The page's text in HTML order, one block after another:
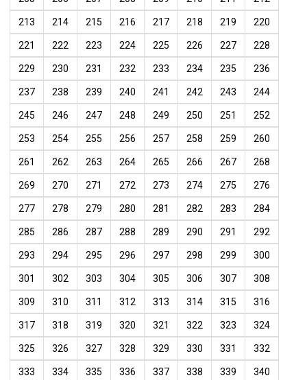
213 214 215 216 217 218 219 220
221 222 223 224 225 226 227 228
229 230 231 232 233 234 235 236
237 238 239 240 241 242 243 244
245 246 247 248 249 250 251 252
253 254 255 256 257 258 259 260
261 262 263 264 265 266 267 268
269 270 271 272 273 274 275 276
277 278 279 280 281 282 283 284
285 286 287 288 289 290 291 292
293 294 295 296 297 298 299 300
301 302 303 304 305 306 307 308
309 310 311 312 313 314 315 316
317 318 319 320 321 322 323 324
325 326 327 328 329 330 331 332
333 334 335 336 337 338 339 340